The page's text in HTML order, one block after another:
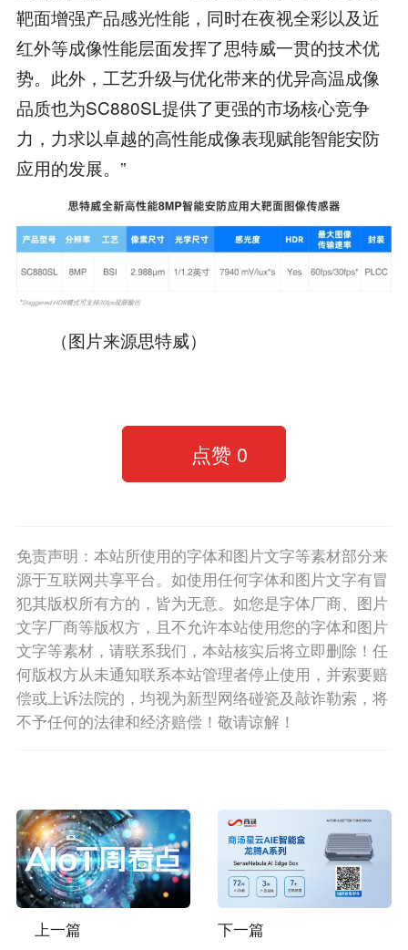
靶面增强产品感光性能，同时在夜视全彩以及近
红外等成像性能层面发挥了思特威一贯的技术优
势。此外，工艺升级与优化带来的优异高温成像
品质也为SC880SL提供了更强的市场核心竞争
力，力求以卓越的高性能成像表现赋能智能安防
应用的发展。”
（图片来源思特威）
点赞 0
免责声明：本站所使用的字体和图片文字等素材部分来
源于互联网共享平台。如使用任何字体和图片文字有冒
犯其版权所有方的，皆为无意。如您是字体厂商、图片
文字厂商等版权方，且不允许本站使用您的字体和图片
文字等素材，请联系我们，本站核实后将立即删除！任
何版权方从未通知联系本站管理者停止使用，并索要赔
偿或上诉法院的，均视为新型网络碰瓷及敲诈勒索，将
不予任何的法律和经济赔偿！敬请谅解！
上一篇 下一篇